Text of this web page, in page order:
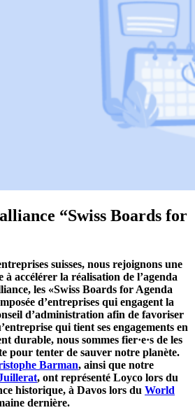
“Swiss Boards for
suisses, nous rejoignons une
à accélérer la réalisation de l’agenda
les «Swiss Boards for Agenda
d’entreprises qui engagent la
d’administration afin de favoriser
qui tient ses engagements en
durable, nous sommes fier·e·s de les
pour tenter de sauver notre planète.
Barman, ainsi que notre
, ont représenté Loyco lors du
historique, à Davos lors du World
dernière.